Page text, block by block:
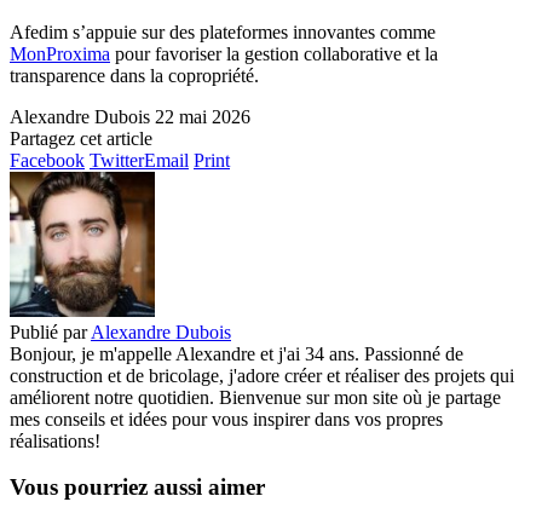
Afedim s’appuie sur des plateformes innovantes comme
MonProxima pour favoriser la gestion collaborative et la
transparence dans la copropriété.
Alexandre Dubois 22 mai 2026
Partagez cet article
Facebook TwitterEmail Print
Publié par Alexandre Dubois
Bonjour, je m'appelle Alexandre et j'ai 34 ans. Passionné de
construction et de bricolage, j'adore créer et réaliser des projets qui
améliorent notre quotidien. Bienvenue sur mon site où je partage
mes conseils et idées pour vous inspirer dans vos propres
réalisations!
Vous pourriez aussi aimer